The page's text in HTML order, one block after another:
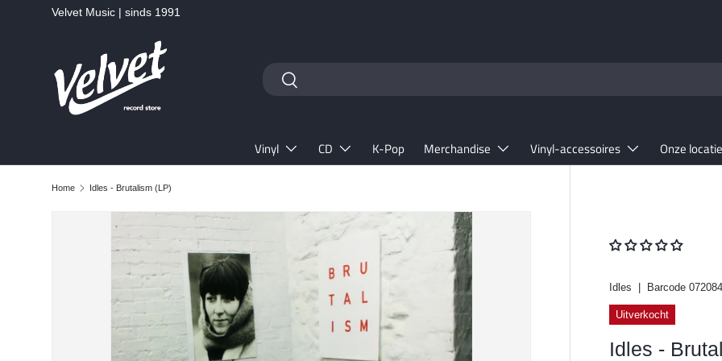
Velvet Music | sinds 1991
ZoekenZoeken
Vinyl CD K-Pop Merchandise Vinyl-accessoires Onze
Home Idles - Brutalism (LP)
Ga direct naar productinformatie
Idles Barcode
Uitverkocht
Idles -